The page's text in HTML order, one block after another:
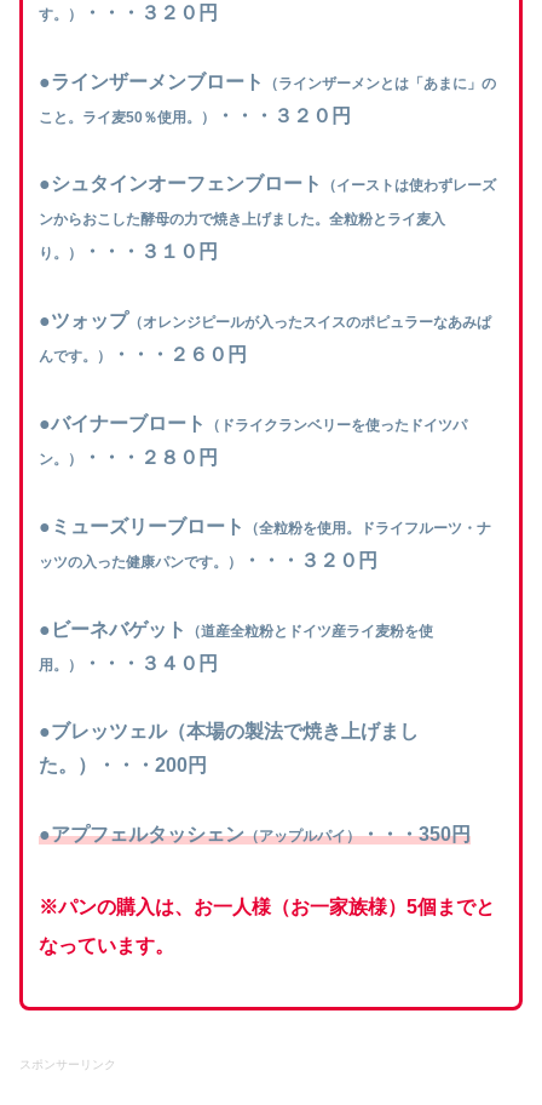
す。
） ・・・３２０円
●ラインザーメンブロート
（ラインザーメンとは「あまに」の
こと。ライ麦50％使用。 ） ・・・３２０円
●シュタインオーフェンブロート
（イーストは使わずレーズ
ンからおこした酵母の力で焼き上げました。全粒粉とライ麦入
り。）
・・・３１０円
●ツォップ （オレンジピールが入ったスイスのポピュラーなあみぱ
んです。）
・・・２６０円
●バイナーブロート
（ドライクランベリーを使ったドイツパ
ン。）
・・・２８０円
● ミューズリーブロート
（全粒粉を使用。ドライフルーツ・ナ
ッツの入った健康パンです。）
・・・３２０円
● ビーネバゲット
（道産全粒粉とドイツ産ライ麦粉を使
用。）
・・・３４０円
●ブレッツェル（本場の製法で焼き上げまし
た。）・・・200円
●アプフェルタッシェン（アップルパイ）・・・350円
※パンの購入は、お一人様（お一家族様）5個までと
なっています。
スポンサーリンク